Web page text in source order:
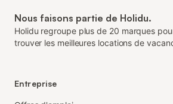
Nous faisons partie de Holidu.
Holidu regroupe plus de 20 marques
trouver les meilleures locations de
Entreprise